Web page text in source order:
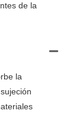
de la
la